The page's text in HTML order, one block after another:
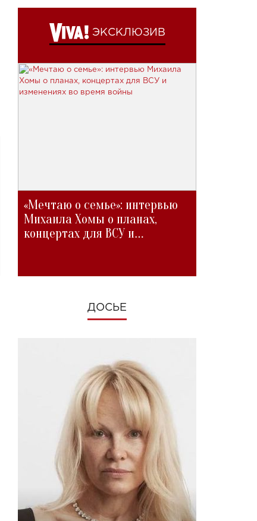
ЭКСКЛЮЗИВ
«Мечтаю о семье»: интервью
Михаила Хомы о планах,
концертах для ВСУ и
ДОСЬЕ